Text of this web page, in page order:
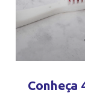
Conheça